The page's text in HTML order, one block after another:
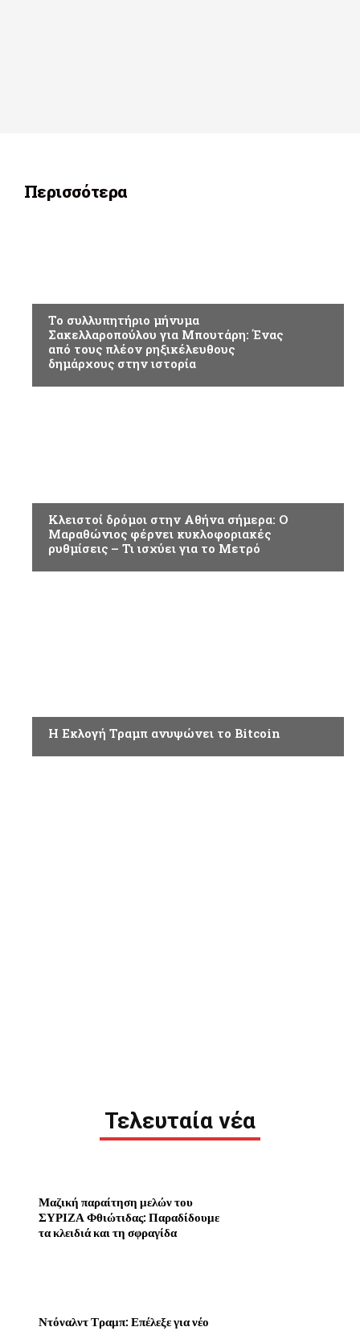
Περισσότερα
Το συλλυπητήριο μήνυμα
Σακελλαροπούλου για Μπουτάρη: Ένας
από τους πλέον ρηξικέλευθους
δημάρχους στην ιστορία
Κλειστοί δρόμοι στην Αθήνα σήμερα: Ο
Μαραθώνιος φέρνει κυκλοφοριακές
ρυθμίσεις – Τι ισχύει για το Μετρό
Η Εκλογή Τραμπ ανυψώνει το Bitcoin
Τελευταία νέα
Μαζική παραίτηση μελών του
ΣΥΡΙΖΑ Φθιώτιδας: Παραδίδουμε
τα κλειδιά και τη σφραγίδα
Ντόναλντ Τραμπ: Επέλεξε για νέο